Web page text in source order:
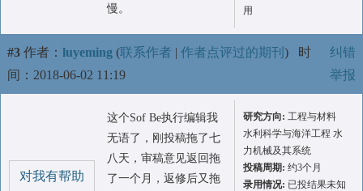
慢。
用
#3 作者： luyeming (联系作者 | 作者点评过的期刊 ) 时
间：2018-06-02 11:19
纠错
举报
对我有帮助
这个Sof Be执行编辑我
无语了，刚投稿拖了七
八天，审稿意见返回拖
了一个月，返修后又拖
研究方向: 工程与材料
水利科学与海洋工程 水
力机械及其系统
投稿周期: 约3个月
录用情况: 已投结果未知